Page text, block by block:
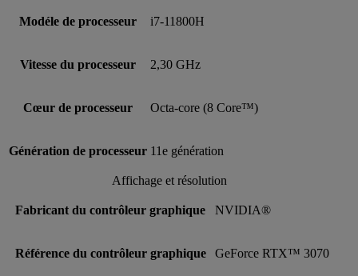
Modéle de processeur i7-11800H
Vitesse du processeur 2,30 GHz
Cœur de processeur Octa-core (8 Core™)
Génération de processeur 11e génération
Affichage et résolution
Fabricant du contrôleur graphique NVIDIA®
Référence du contrôleur graphique GeForce RTX™ 3070